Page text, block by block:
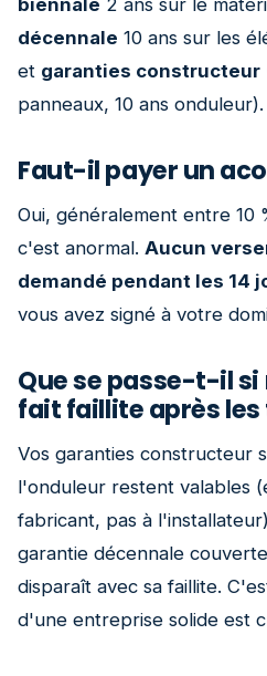
biennale 2 ans sur le
décennale 10 ans sur les
et garanties constructeur
panneaux, 10 ans onduleur).
Faut-il payer un
Oui, généralement entre 10
c'est anormal. Aucun
demandé pendant les 14
vous avez signé à votre
Que se passe-t-il
fait faillite après
Vos garanties constructeur
l'onduleur restent valables
fabricant, pas à
garantie décennale
disparaît avec sa faillite.
d'une entreprise solide est